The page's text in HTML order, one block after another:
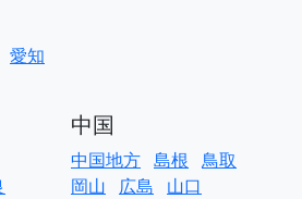
愛知
中国
中国地方 島根 鳥取
岡山
広島 山口